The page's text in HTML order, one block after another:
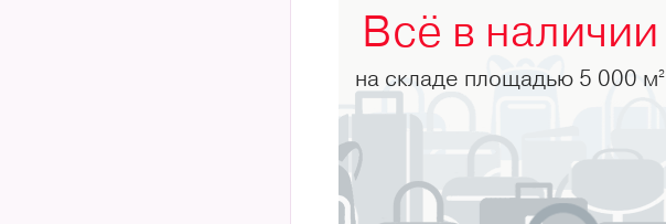
Всё в наличии
на складе площадью 5 000 м2